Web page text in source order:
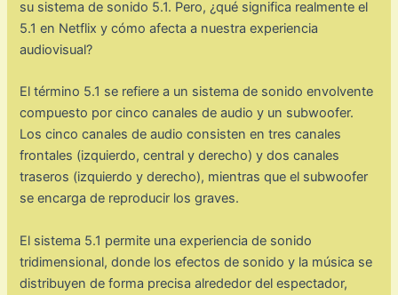
su sistema de sonido 5.1. Pero, ¿qué significa realmente el
5.1 en Netflix y cómo afecta a nuestra experiencia
audiovisual?
El término 5.1 se refiere a un sistema de sonido envolvente
compuesto por cinco canales de audio y un subwoofer.
Los cinco canales de audio consisten en tres canales
frontales (izquierdo, central y derecho) y dos canales
traseros (izquierdo y derecho), mientras que el subwoofer
se encarga de reproducir los graves.
El sistema 5.1 permite una experiencia de sonido
tridimensional, donde los efectos de sonido y la música se
distribuyen de forma precisa alrededor del espectador,